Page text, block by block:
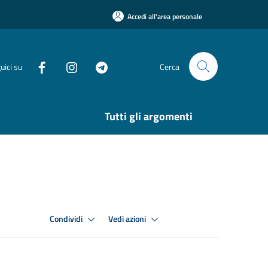
Accedi all'area personale
su Cerca
Tutti gli argomenti
Condividi Vedi azioni